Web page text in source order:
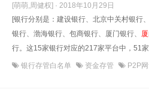
[萌萌,周健权] · 2018年10月29日
[银行分别是：建设银行、北京中关村银行
银行、渤海银行、包商银行、厦门银行、
行。这15家银行对应的217家平台中，51
银行存管白名单 资金存管 P2P